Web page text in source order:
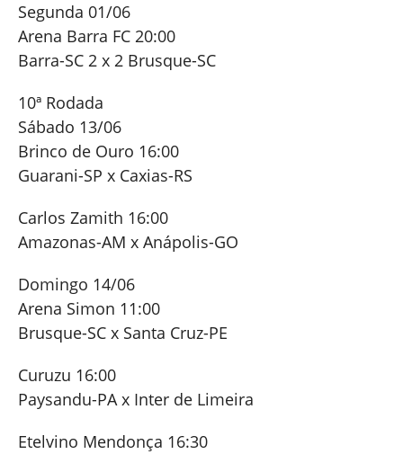
Segunda 01/06
Arena Barra FC 20:00
Barra-SC 2 x 2 Brusque-SC
10ª Rodada
Sábado 13/06
Brinco de Ouro 16:00
Guarani-SP x Caxias-RS
Carlos Zamith 16:00
Amazonas-AM x Anápolis-GO
Domingo 14/06
Arena Simon 11:00
Brusque-SC x Santa Cruz-PE
Curuzu 16:00
Paysandu-PA x Inter de Limeira
Etelvino Mendonça 16:30